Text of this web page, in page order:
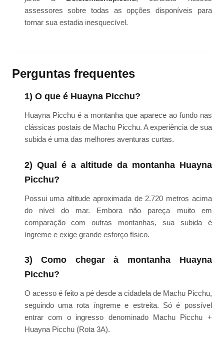
assessores sobre todas as opções disponíveis para
tornar sua estadia inesquecível.
Perguntas frequentes
1) O que é Huayna Picchu?
Huayna Picchu é a montanha que aparece ao fundo nas
clássicas postais de Machu Picchu. A experiência de sua
subida é uma das melhores aventuras curtas.
2) Qual é a altitude da montanha Huayna
Picchu?
Possui uma altitude aproximada de 2.720 metros acima
do nível do mar. Embora não pareça muito em
comparação com outras montanhas, sua subida é
íngreme e exige grande esforço físico.
3) Como chegar à montanha Huayna
Picchu?
O acesso é feito a pé desde a cidadela de Machu Picchu,
seguindo uma rota íngreme e estreita. Só é possível
entrar com o ingresso denominado Machu Picchu +
Huayna Picchu (Rota 3A).